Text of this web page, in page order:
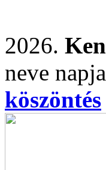
2026.
neve
köszöntés